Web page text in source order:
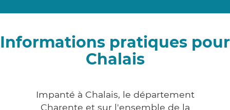
Informations pratiques pour
Chalais
Impanté à Chalais, le département
Charente et sur l'ensemble de la